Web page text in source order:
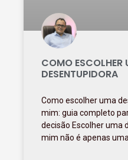
COMO ESCOLHER
DESENTUPIDORA
Como escolher uma
mim: guia completo
decisão Escolher uma
mim não é apenas